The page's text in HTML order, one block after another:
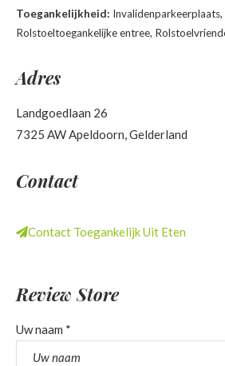
Toegankelijkheid:
Rolstoeltoegankelijke entree,
Adres
Landgoedlaan 26
7325 AW Apeldoorn, Gelderland
Contact
Contact Toegankelijk Uit Eten
Review Store
Uw naam *